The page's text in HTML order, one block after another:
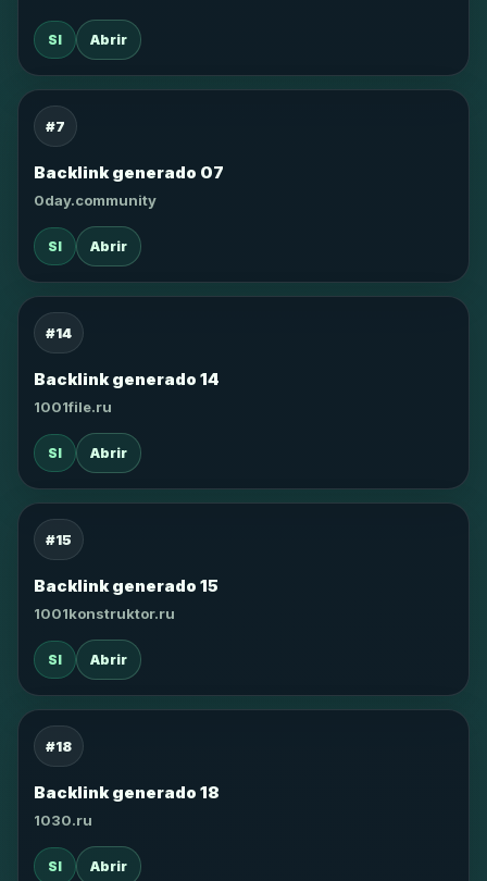
SI Abrir
#7
Backlink generado 07
0day.community
SI Abrir
#14
Backlink generado 14
1001file.ru
SI Abrir
#15
Backlink generado 15
1001konstruktor.ru
SI Abrir
#18
Backlink generado 18
1030.ru
SI Abrir